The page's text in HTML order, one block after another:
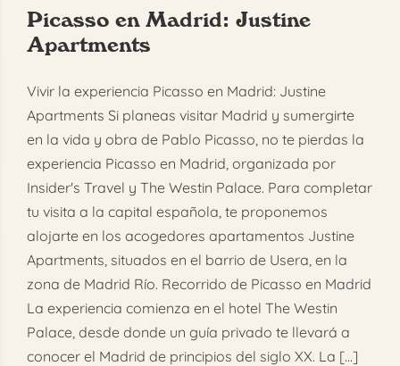
Picasso en Madrid: Justine
Apartments
Vivir la experiencia Picasso en Madrid: Justine
Apartments Si planeas visitar Madrid y sumergirte
en la vida y obra de Pablo Picasso, no te pierdas la
experiencia Picasso en Madrid, organizada por
Insider's Travel y The Westin Palace. Para completar
tu visita a la capital española, te proponemos
alojarte en los acogedores apartamentos Justine
Apartments, situados en el barrio de Usera, en la
zona de Madrid Río. Recorrido de Picasso en Madrid
La experiencia comienza en el hotel The Westin
Palace, desde donde un guía privado te llevará a
conocer el Madrid de principios del siglo XX. La [...]